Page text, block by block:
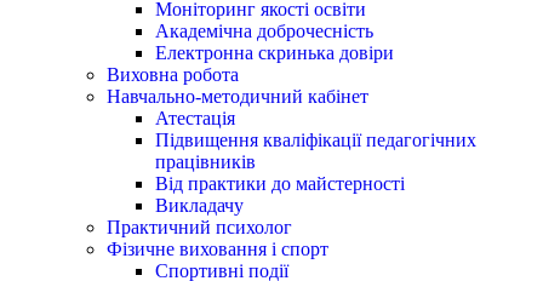
Моніторинг якості освіти
Академічна доброчесність
Електронна скринька довіри
Виховна робота
Навчально-методичний кабінет
Атестація
Підвищення кваліфікації педагогічних
працівників
Від практики до майстерності
Викладачу
Практичний психолог
Фізичне виховання і спорт
Спортивні події